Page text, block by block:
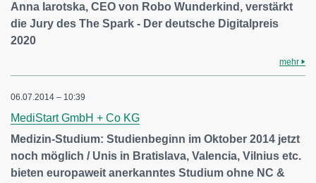
Anna Iarotska, CEO von Robo Wunderkind, verstärkt
die Jury des The Spark - Der deutsche Digitalpreis
2020
mehr
06.07.2014 – 10:39
MediStart GmbH + Co KG
Medizin-Studium: Studienbeginn im Oktober 2014 jetzt
noch möglich / Unis in Bratislava, Valencia, Vilnius etc.
bieten europaweit anerkanntes Studium ohne NC &